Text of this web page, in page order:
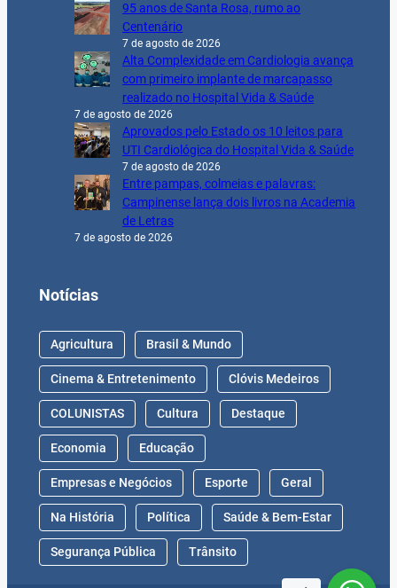
95 anos de Santa Rosa, rumo ao
Centenário
7 de agosto de 2026
Alta Complexidade em Cardiologia avança
com primeiro implante de marcapasso
realizado no Hospital Vida & Saúde
7 de agosto de 2026
Aprovados pelo Estado os 10 leitos para
UTI Cardiológica do Hospital Vida & Saúde
7 de agosto de 2026
Entre pampas, colmeias e palavras:
Campinense lança dois livros na Academia
de Letras
7 de agosto de 2026
Notícias
Agricultura Brasil & Mundo
Cinema & Entretenimento Clóvis Medeiros
COLUNISTAS Cultura Destaque
Economia Educação
Empresas e Negócios Esporte Geral
Na História Política Saúde & Bem-Estar
Segurança Pública Trânsito